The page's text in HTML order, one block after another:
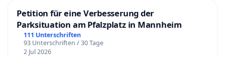
Petition für eine Verbesserung der
Parksituation am Pfalzplatz in Mannheim
111 Unterschriften
93 Unterschriften / 30 Tage
2 Jul 2026